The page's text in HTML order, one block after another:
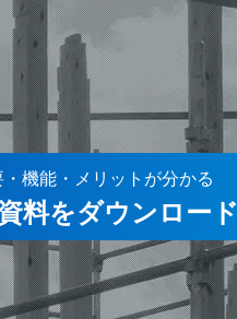
・機能・メリットが分かる
料をダウンロード